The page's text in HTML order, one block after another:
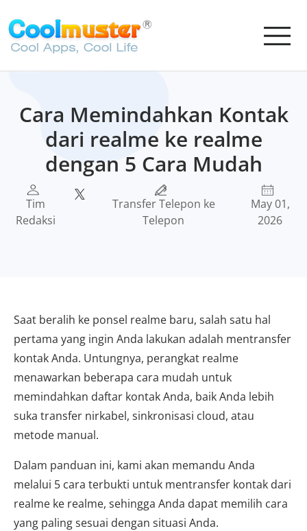
Cara Memindahkan Kontak
dari realme ke realme
dengan 5 Cara Mudah
Tim
Redaksi
Transfer Telepon ke
Telepon
May 01,
2026
Saat beralih ke ponsel realme baru, salah satu hal
pertama yang ingin Anda lakukan adalah mentransfer
kontak Anda. Untungnya, perangkat realme
menawarkan beberapa cara mudah untuk
memindahkan daftar kontak Anda, baik Anda lebih
suka transfer nirkabel, sinkronisasi cloud, atau
metode manual.
Dalam panduan ini, kami akan memandu Anda
melalui 5 cara terbukti untuk mentransfer kontak dari
realme ke realme, sehingga Anda dapat memilih cara
yang paling sesuai dengan situasi Anda.